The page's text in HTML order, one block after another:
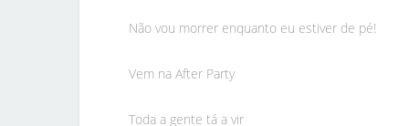
Não vou morrer enquanto eu estiver de pé!
Vem na After Party
Toda a gente tá a vir